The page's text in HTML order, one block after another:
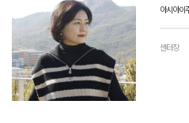
아시아이
센터장